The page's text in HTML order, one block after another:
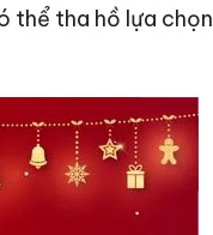
thể tha hồ lựa